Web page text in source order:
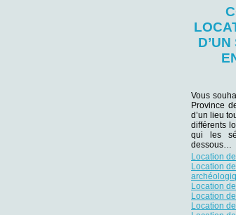
Vous
Province
d’un lieu
différents
qui les
dessous…
Location
Location
Location
Location
Location